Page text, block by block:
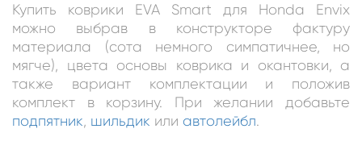
Купить коврики EVA Smart для Honda Envix
можно выбрав в конструкторе фактуру
материала (сота немного симпатичнее, но
мягче), цвета основы коврика и окантовки, а
также вариант комплектации и положив
комплект в корзину. При желании добавьте
подпятник, шильдик или автолейбл.